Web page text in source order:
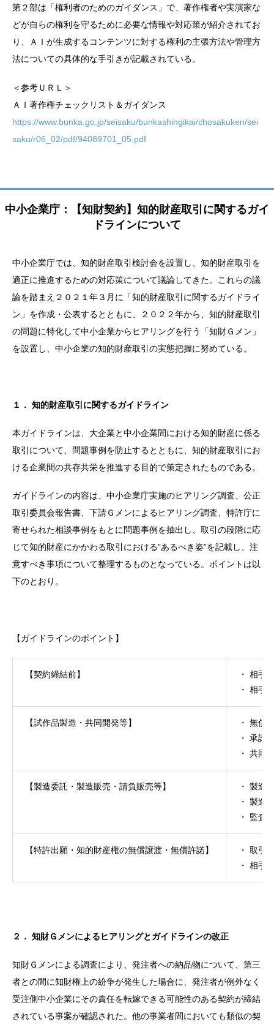
第２部は「権利者のためのガイダンス」で、著作権者や実演家な
どが自らの権利を守るために必要な情報や対応策が紹介されてお
り、ＡＩが生成するコンテンツに対する権利の主張方法や管理方
法についての具体的な手引きが記載されている。
＜参考ＵＲＬ＞
ＡＩ著作権チェックリスト＆ガイダンス
https://www.bunka.go.jp/seisaku/bunkashingikai/chosakuken/sei
saku/r06_02/pdf/94089701_05.pdf
中小企業庁：【知財契約】知的財産取引に関するガイ
ドラインについて
中小企業庁では、知的財産取引検討会を設置し、知的財産取引を
適正に推進するための対応策について議論してきた。これらの議
論を踏まえ２０２１年３月に「知的財産取引に関するガイドライ
ン」を作成・公表するとともに、２０２２年から、知的財産取引
の問題に特化して中小企業からヒアリングを行う「知財Ｇメン」
を設置し、中小企業の知的財産取引の実態把握に努めている。
１． 知的財産取引に関するガイドライン
本ガイドラインは、大企業と中小企業間における知的財産に係る
取引について、問題事例を防止するとともに、知的財産取引にお
ける企業間の共存共栄を推進する目的で策定されたものである。
ガイドラインの内容は、中小企業庁実施のヒアリング調査、公正
取引委員会報告書、下請Ｇメンによるヒアリング調査、特許庁に
寄せられた相談事例をもとに問題事例を抽出し、取引の段階に応
じて知的財産にかかわる取引における”あるべき姿”を記載し、注
意すべき事項について整理するものとなっている。ポイントは以
下のとおり。
【ガイドラインのポイント】
【契約締結前】
・ 相手
・ 相手
【試作品製造・共同開発等】
・ 無償
・ 承諾
・ 共同
【製造委託・製造販売・請負販売等】
・ 製造
・ 製造
・ 監査
【特許出願・知的財産権の無償譲渡・無償許諾】
・ 取引
・ 相手
２． 知財Ｇメンによるヒアリングとガイドラインの改正
知財Ｇメンによる調査により、発注者への納品物について、第三
者との間に知財権上の紛争が発生した場合に、発注者が例外なく
受注側中小企業にその責任を転嫁できる可能性のある契約が締結
されている事案が確認された。他の事業者間においても類似の契